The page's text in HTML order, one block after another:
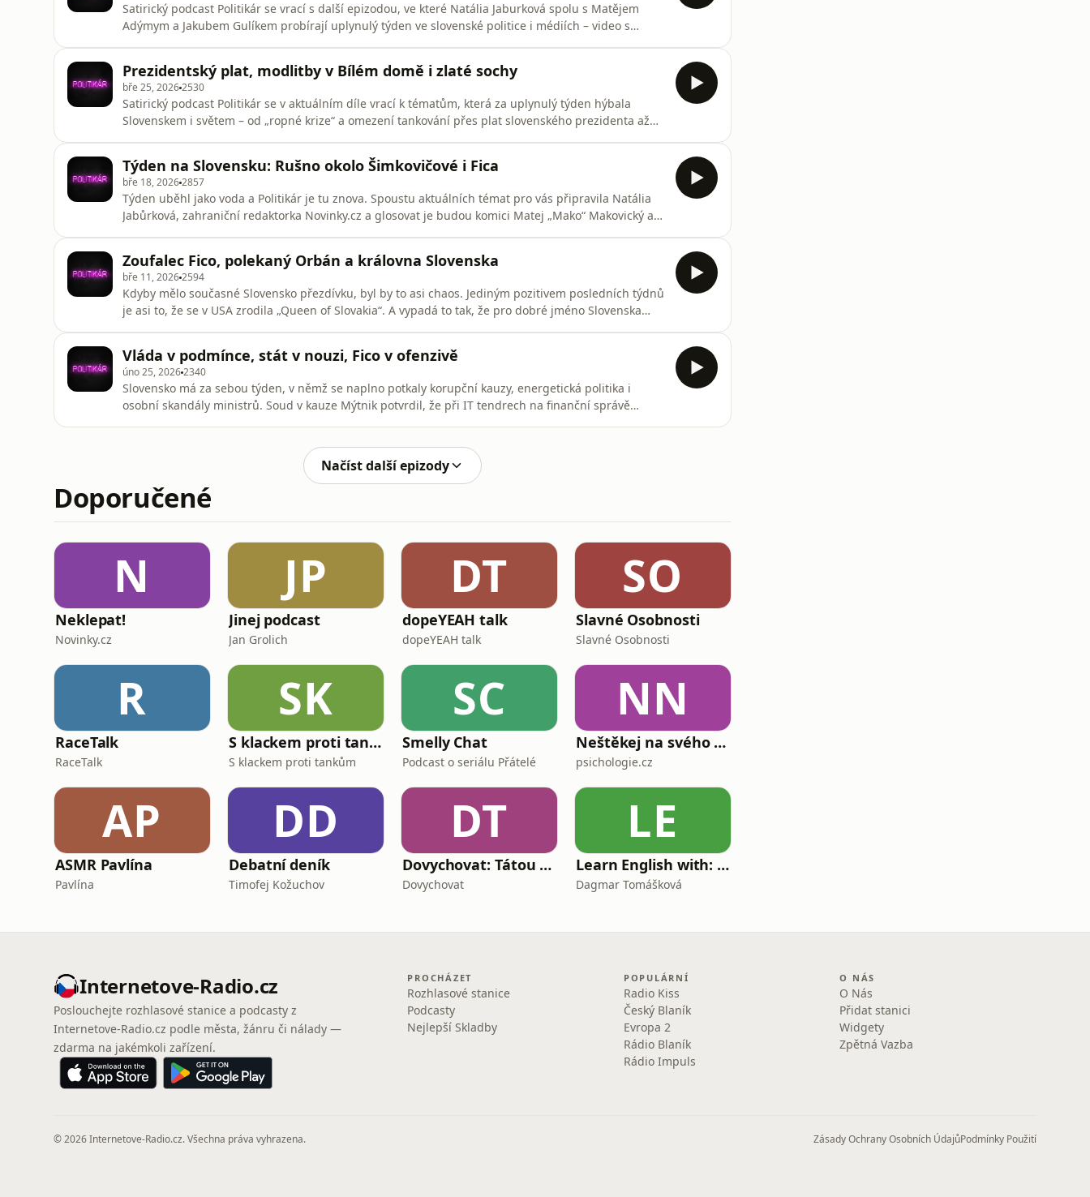
Satirický podcast Politikár se vrací s další epizodou, ve které Natália Jaburková spolu s Matějem
Adýmym a Jakubem Gulíkem probírají uplynulý týden ve slovenské politice i médiích – video s
Prezidentský plat, modlitby v Bílém domě i zlaté sochy
bře 25, 20262530
Satirický podcast Politikár se v aktuálním díle vrací k tématům, která za uplynulý týden hýbala
Slovenskem i světem – od „ropné krize“ a omezení tankování přes plat slovenského prezidenta až
tentokrát debatuje s komiky Matejem Makovickým a Martinem Hatalou, kteří si berou na paškál
slovenské politiky, kultur
Týden na Slovensku: Rušno okolo Šimkovičové i Fica
bře 18, 20262857
Týden uběhl jako voda a Politikár je tu znova. Spoustu aktuálních témat pro vás připravila Natália
Jabůrková, zahraniční redaktorka Novinky.cz a glosovat je budou komici Matej „Mako“ Makovický a
Zoufalec Fico, polekaný Orbán a královna Slovenska
bře 11, 20262594
Kdyby mělo současné Slovensko přezdívku, byl by to asi chaos. Jediným pozitivem posledních týdnů
je asi to, že se v USA zrodila „Queen of Slovakia“. A vypadá to tak, že pro dobré jméno Slovenska
Vláda v podmínce, stát v nouzi, Fico v ofenzivě
úno 25, 20262340
Slovensko má za sebou týden, v němž se naplno potkaly korupční kauzy, energetická politika i
osobní skandály ministrů. Soud v kauze Mýtnik potvrdil, že při IT tendrech na finanční správě
Načíst další epizody
Doporučené
N
Neklepat!
Novinky.cz
JP
Jinej podcast
Jan Grolich
DT
dopeYEAH talk
dopeYEAH talk
SO
Slavné Osobnosti
Slavné Osobnosti
R
RaceTalk
RaceTalk
SK
S klackem proti tankům
S klackem proti tankům
SC
Smelly Chat
Podcast o seriálu Přátelé
NN
Neštěkej na svého psa
psichologie.cz
AP
ASMR Pavlína
Pavlína
DD
Debatní deník
Timofej Kožuchov
DT
Dovychovat: Tátou na celý život
Dovychovat
LE
Learn English with: My Life and Other Funny Stories
Dagmar Tomášková
Internetove-Radio.cz
Poslouchejte rozhlasové stanice a podcasty z
Internetove-Radio.cz podle města, žánru či nálady —
zdarma na jakémkoli zařízení.
PROCHÁZET
Rozhlasové stanice
Podcasty
Nejlepší Skladby
POPULÁRNÍ
Radio Kiss
Český Blaník
Evropa 2
Rádio Blaník
Rádio Impuls
O NÁS
O Nás
Přidat stanici
Widgety
Zpětná Vazba
© 2026 Internetove-Radio.cz. Všechna práva vyhrazena. Zásady Ochrany Osobních ÚdajůPodmínky Použití